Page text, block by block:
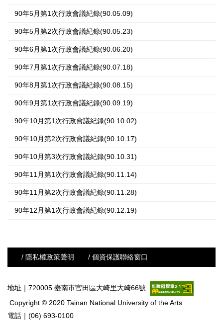
90年5月第1次行政會議紀錄(90.05.09)
90年5月第2次行政會議紀錄(90.05.23)
90年6月第1次行政會議紀錄(90.06.20)
90年7月第1次行政會議紀錄(90.07.18)
90年8月第1次行政會議紀錄(90.08.15)
90年9月第1次行政會議紀錄(90.09.19)
90年10月第1次行政會議紀錄(90.10.02)
90年10月第2次行政會議紀錄(90.10.17)
90年10月第3次行政會議紀錄(90.10.31)
90年11月第1次行政會議紀錄(90.11.14)
90年11月第2次行政會議紀錄(90.11.28)
90年12月第1次行政會議紀錄(90.12.19)
/ 隱私權政策聲明 / 個資保護聯絡窗口
地址｜720005 臺南市官田區大崎里大崎66號
Copyright © 2020 Tainan National University of the Arts
電話｜(06) 693-0100